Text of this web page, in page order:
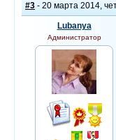
#3 - 20 марта 2014,
Lubanya
Администратор